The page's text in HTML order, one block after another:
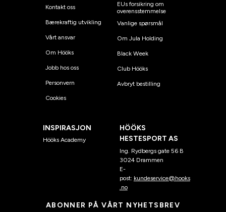
Kontakt oss
Bærekraftig utvikling
Vårt ansvar
Om Hööks
Jobb hos oss
Personvern
Cookies
EUs forsikring om
overensstemmelse
Vanlige spørsmål
Om Jula Holding
Black Week
Club Hööks
Avbryt bestilling
INSPIRASJON
Hööks Academy
HÖÖKS
HESTESPORT AS
Ing. Rydbergs gate 56 B
3024 Drammen
E-
post: kundeservice@hooks
.no
ABONNER PÅ VÅRT NYHETSBREV